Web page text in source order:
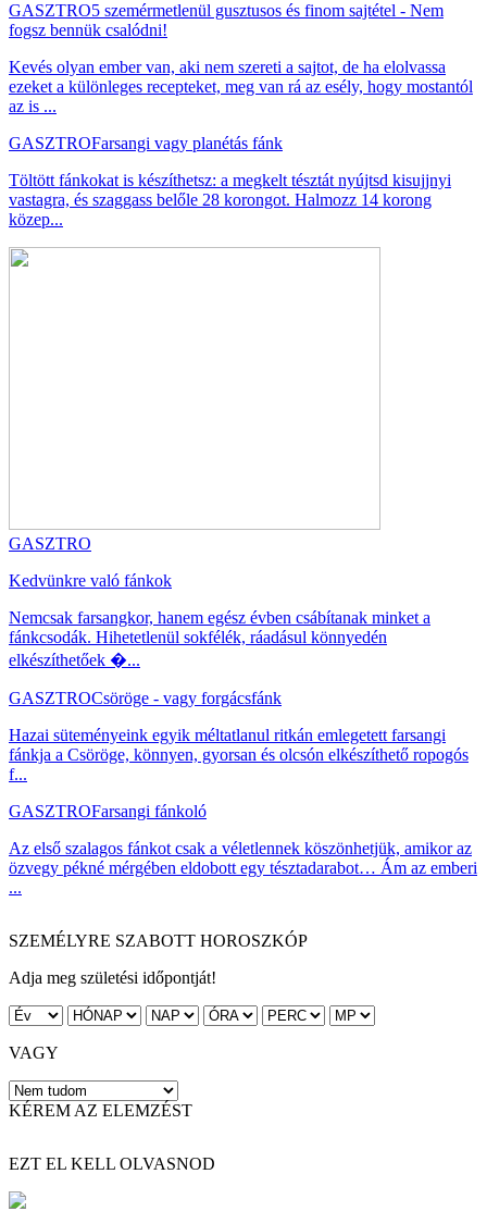
GASZTRO5 szemérmetlenül gusztusos és finom sajtétel - Nem
fogsz bennük csalódni!
Kevés olyan ember van, aki nem szereti a sajtot, de ha elolvassa
ezeket a különleges recepteket, meg van rá az esély, hogy mostantól
az is ...
GASZTROFarsangi vagy planétás fánk
Töltött fánkokat is készíthetsz: a megkelt tésztát nyújtsd kisujjnyi
vastagra, és szaggass belőle 28 korongot. Halmozz 14 korong
közep...
GASZTRO
Kedvünkre való fánkok
Nemcsak farsangkor, hanem egész évben csábítanak minket a
fánkcsodák. Hihetetlenül sokfélék, ráadásul könnyedén
elkészíthetőek �...
GASZTROCsöröge - vagy forgácsfánk
Hazai süteményeink egyik méltatlanul ritkán emlegetett farsangi
fánkja a Csöröge, könnyen, gyorsan és olcsón elkészíthető ropogós
f...
GASZTROFarsangi fánkoló
Az első szalagos fánkot csak a véletlennek köszönhetjük, amikor az
özvegy pékné mérgében eldobott egy tésztadarabot… Ám az emberi
...
SZEMÉLYRE SZABOTT HOROSZKÓP
Adja meg születési időpontját!
VAGY
KÉREM AZ ELEMZÉST
EZT EL KELL OLVASNOD